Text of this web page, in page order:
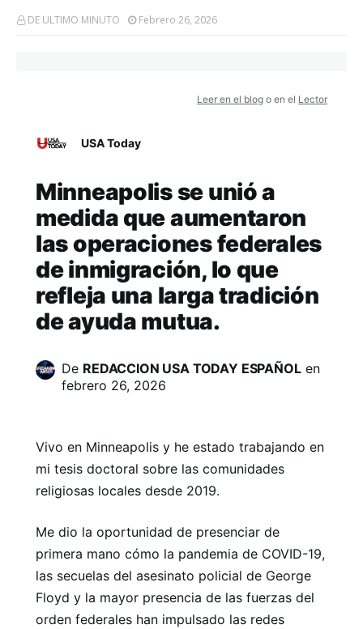
DE ULTIMO MINUTO Febrero 26, 2026
Leer en el blog o en el Lector
USA Today
Minneapolis se unió a
medida que aumentaron
las operaciones federales
de inmigración, lo que
refleja una larga tradición
de ayuda mutua.
De REDACCION USA TODAY ESPAÑOLen
febrero 26, 2026
Vivo en Minneapolis y he estado trabajando en
mi tesis doctoral sobre las comunidades
religiosas locales desde 2019.
Me dio la oportunidad de presenciar de
primera mano cómo la pandemia de COVID-19,
las secuelas del asesinato policial de George
Floyd y la mayor presencia de las fuerzas del
orden federales han impulsado las redes